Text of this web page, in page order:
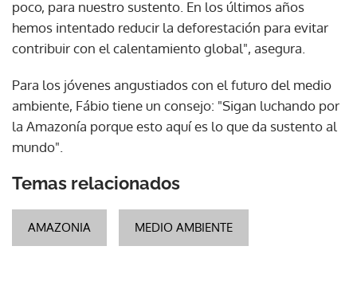
poco, para nuestro sustento. En los últimos años
hemos intentado reducir la deforestación para evitar
contribuir con el calentamiento global", asegura.
Para los jóvenes angustiados con el futuro del medio
ambiente, Fábio tiene un consejo: "Sigan luchando por
la Amazonía porque esto aquí es lo que da sustento al
mundo".
Temas relacionados
AMAZONIA MEDIO AMBIENTE